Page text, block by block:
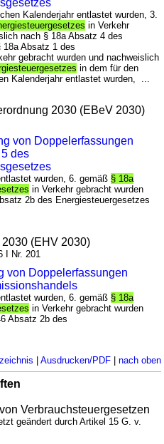
Kalenderjahr entlastet wurden, 3.
in Verkehr
nach § 18a Absatz 4 des
18a Absatz 1 des
gebracht wurden und nachweislich
in dem für den
Kalenderjahr entlastet wurden, ...
2030 (EBeV 2030)
von Doppelerfassungen
des
wurden, 6. gemäß § 18a
in Verkehr gebracht wurden
2b des Energiesteuergesetzes
(EHV 2030)
I Nr. 201
von Doppelerfassungen
wurden, 6. gemäß § 18a
in Verkehr gebracht wurden
Absatz 2b des
Ausdrucken/PDF| nach oben
Verbrauchsteuergesetzen
geändert durch Artikel 15 G. v.